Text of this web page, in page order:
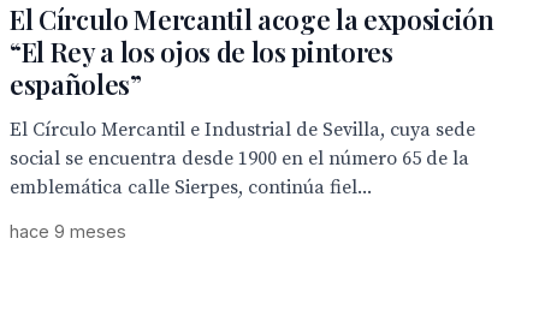
El Círculo Mercantil acoge la exposición
“El Rey a los ojos de los pintores
españoles”
El Círculo Mercantil e Industrial de Sevilla, cuya sede
social se encuentra desde 1900 en el número 65 de la
emblemática calle Sierpes, continúa fiel...
hace 9 meses